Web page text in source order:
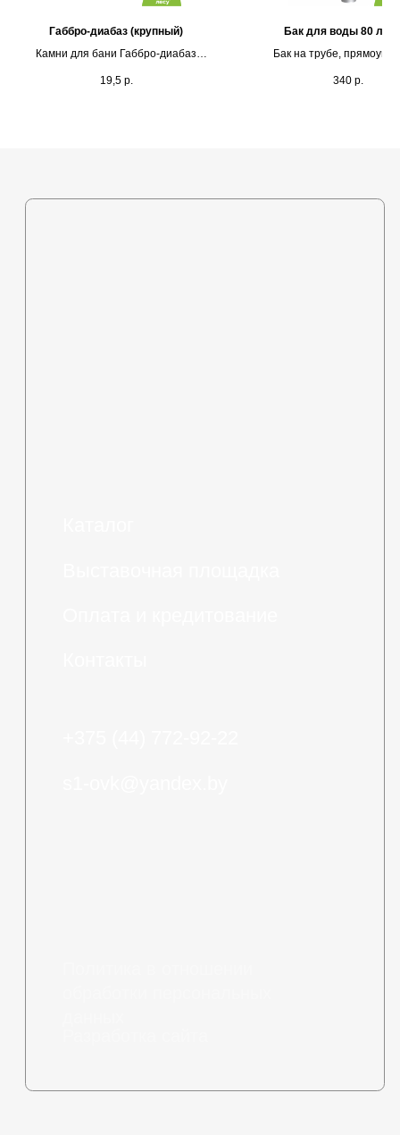
Габбро-диабаз (крупный)
Камни для бани Габбро-диабаз
19,5 р.
Бак для воды 80
Бак на трубе,
340 р.
Выставочная площадка
Оплата и кредитование
s1-ovk@yandex.by